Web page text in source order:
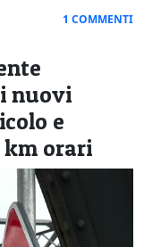
1 COMMENTI
nuovi
e
km orari